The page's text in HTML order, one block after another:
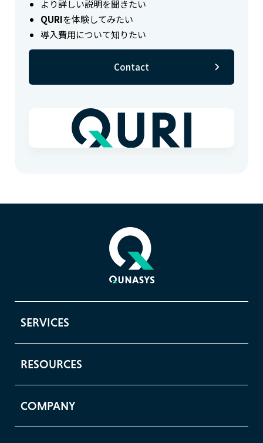
より詳しい説明を聞きたい
QURIを体験してみたい
導入費用について知りたい
Contact
SERVICES
RESOURCES
COMPANY